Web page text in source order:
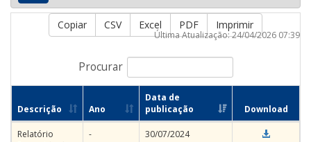
Copiar CSV Excel PDF Imprimir
Procurar
Última Atualização: 24/04/2026 07:39
Descrição Ano
Data de
publicação
Download
Relatório
- 30/07/2024